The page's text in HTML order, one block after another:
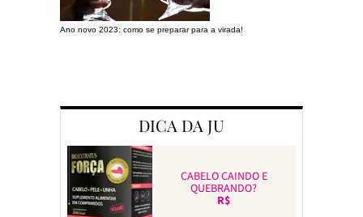
Ano novo 2023: como se preparar para a virada!
DICA DA JU
CABELO CAINDO E
QUEBRANDO?
R$